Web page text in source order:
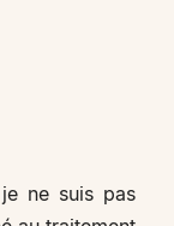
ne suis pas